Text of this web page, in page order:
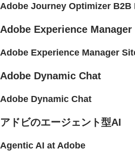
Adobe Journey Optimizer B2B
Adobe Experience Manager
Adobe Experience Manager
Adobe Dynamic Chat
Adobe Dynamic Chat
アドビのエージェント型AI
Agentic AI at Adobe